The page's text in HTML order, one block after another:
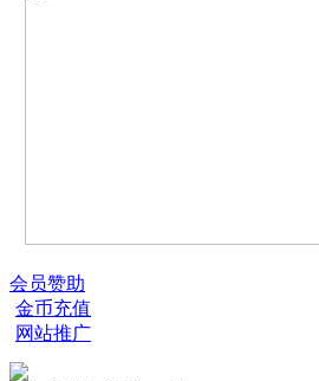
会员赞助
金币充值
网站推广